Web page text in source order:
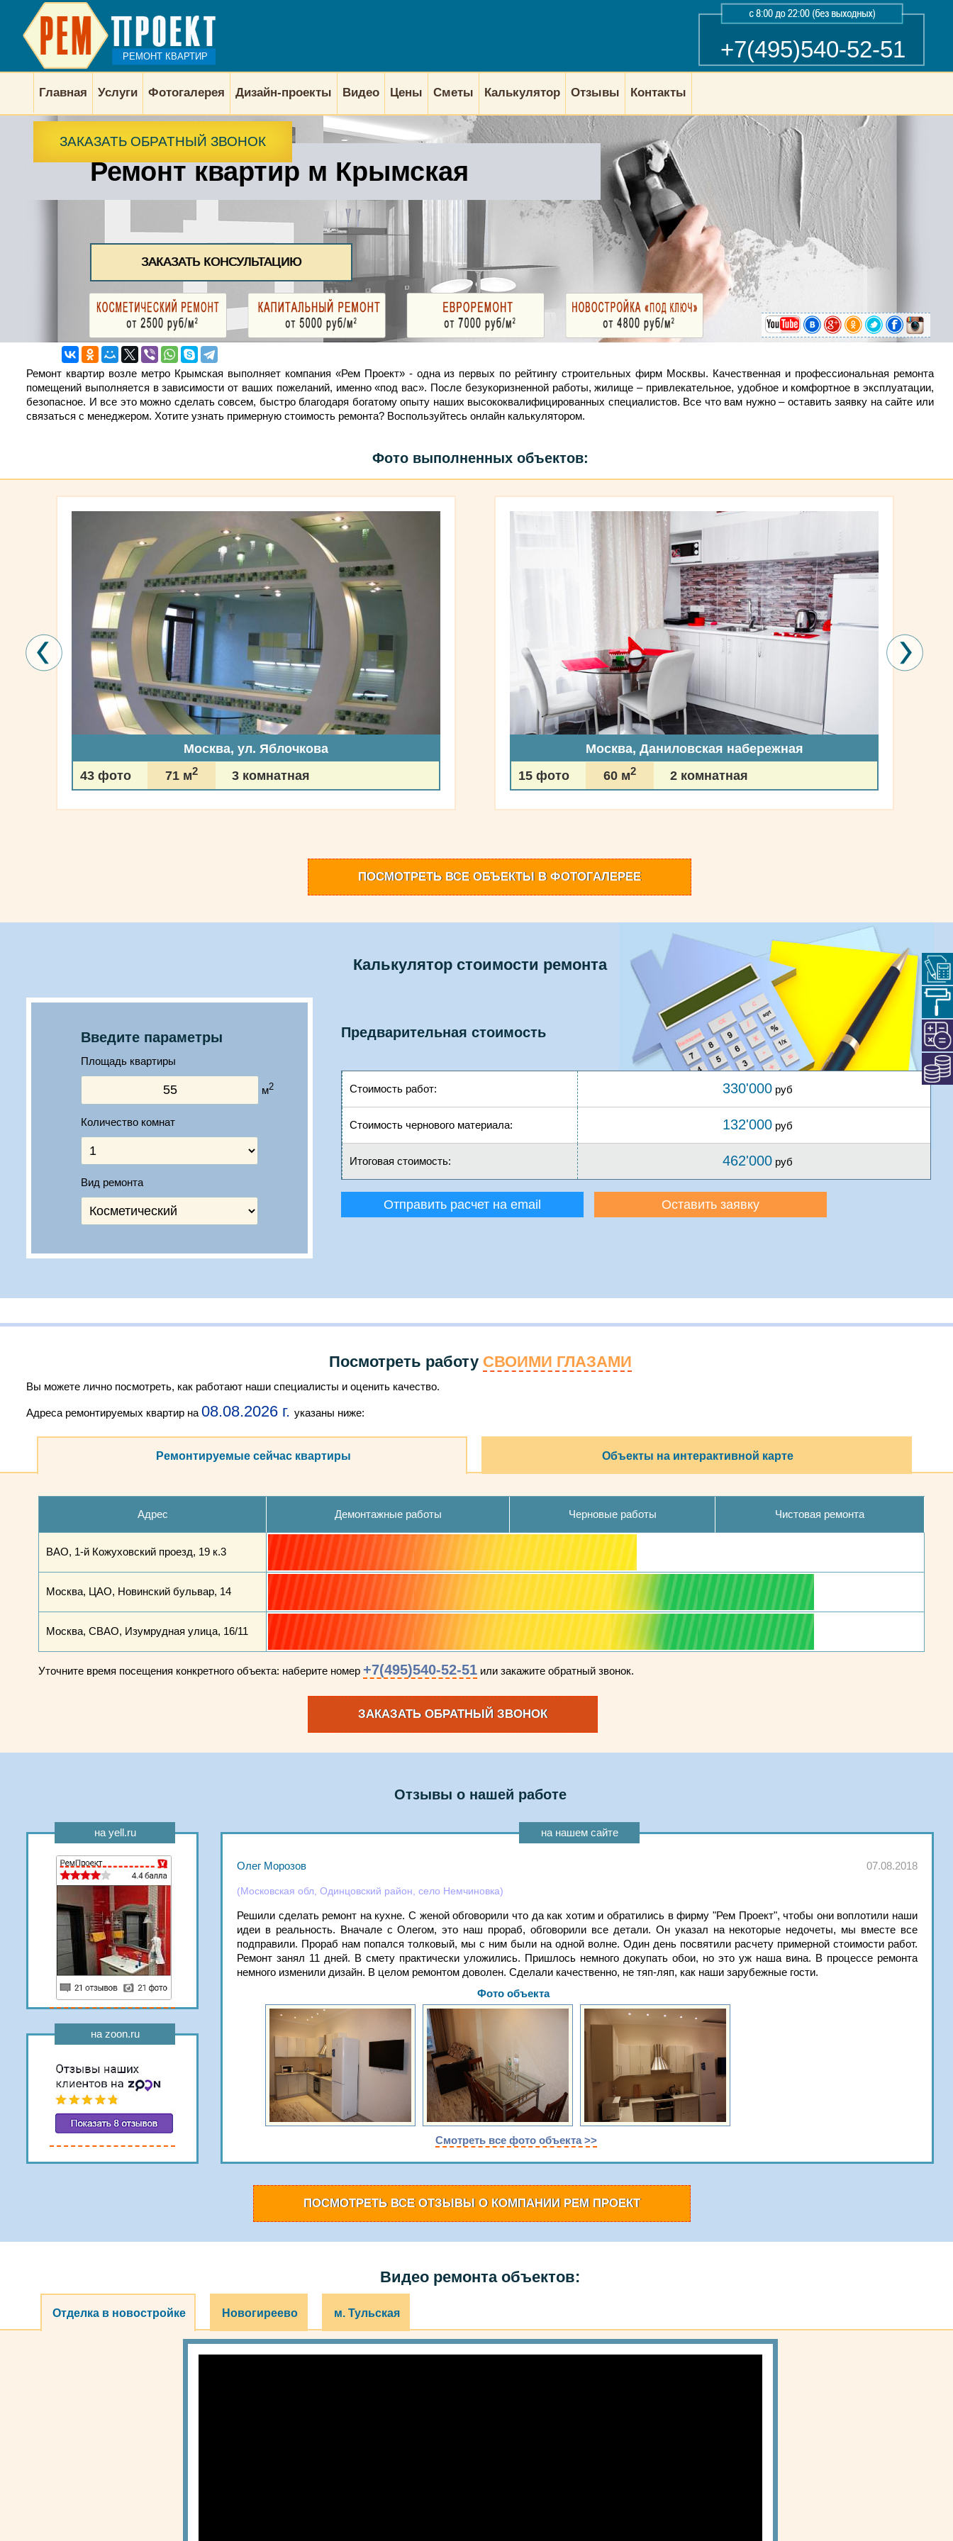
РЕМОНТ КВАРТИР +7(495)540-52-51
Главная Услуги Фотогалерея Дизайн-проекты Видео Цены Сметы Калькулятор Отзывы Контакты
ЗАКАЗАТЬ ОБРАТНЫЙ ЗВОНОК
ЗАКАЗАТЬ КОНСУЛЬТАЦИЮ
Ремонт квартир м Крымская
Ремонт квартир возле метро Крымская выполняет компания «Рем Проект» - одна из первых по рейтингу строительных фирм Москвы. Качественная и профессиональная ремонта
помещений выполняется в зависимости от ваших пожеланий, именно «под вас». После безукоризненной работы, жилище – привлекательное, удобное и комфортное в эксплуатации,
безопасное. И все это можно сделать совсем, быстро благодаря богатому опыту наших высококвалифицированных специалистов. Все что вам нужно – оставить заявку на сайте или
связаться с менеджером. Хотите узнать примерную стоимость ремонта? Воспользуйтесь онлайн калькулятором.
Фото выполненных объектов:
Москва, ул. Яблочкова
43 фото
71 м2 3 комнатная
Москва, Даниловская набережная
15 фото
60 м2 2 комнатная
ПОСМОТРЕТЬ ВСЕ ОБЪЕКТЫ В ФОТОГАЛЕРЕЕ
Калькулятор стоимости ремонта
Введите параметры
Площадь квартиры
м2
Количество комнат
Вид ремонта
Предварительная стоимость
Стоимость работ: 330'000 руб
Стоимость чернового материала: 132'000 руб
Итоговая стоимость: 462'000 руб
Отправить расчет на email Оставить заявку
Посмотреть работу СВОИМИ ГЛАЗАМИ
Вы можете лично посмотреть, как работают наши специалисты и оценить качество.
Адреса ремонтируемых квартир на 08.08.2026 г. указаны ниже:
Ремонтируемые сейчас квартиры Объекты на интерактивной карте
Адрес Демонтажные работы Черновые работы Чистовая ремонта
ВАО, 1-й Кожуховский проезд, 19 к.3
Москва, ЦАО, Новинский бульвар, 14
Москва, СВАО, Изумрудная улица, 16/11
Уточните время посещения конкретного объекта: наберите номер +7(495)540-52-51 или закажите обратный звонок.
ЗАКАЗАТЬ ОБРАТНЫЙ ЗВОНОК
Отзывы о нашей работе
на yell.ru
на zoon.ru
на нашем сайте
Олег Морозов 07.08.2018
(Московская обл, Одинцовский район, село Немчиновка)
Решили сделать ремонт на кухне. С женой обговорили что да как хотим и обратились в фирму "Рем Проект", чтобы они воплотили наши
идеи в реальность. Вначале с Олегом, это наш прораб, обговорили все детали. Он указал на некоторые недочеты, мы вместе все
подправили. Прораб нам попался толковый, мы с ним были на одной волне. Один день посвятили расчету примерной стоимости работ.
Ремонт занял 11 дней. В смету практически уложились. Пришлось немного докупать обои, но это уж наша вина. В процессе ремонта
немного изменили дизайн. В целом ремонтом доволен. Сделали качественно, не тяп-ляп, как наши зарубежные гости.
Фото объекта
Смотреть все фото объекта >>
ПОСМОТРЕТЬ ВСЕ ОТЗЫВЫ О КОМПАНИИ РЕМ ПРОЕКТ
Видео ремонта объектов:
Отделка в новостройке Новогиреево м. Тульская